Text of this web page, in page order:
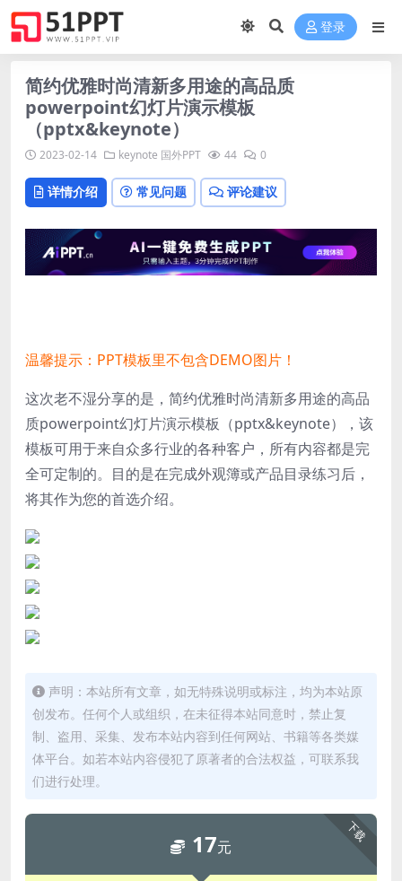
登录
简约优雅时尚清新多用途的高品质
powerpoint幻灯片演示模板
（pptx&keynote）
2023-02-14 keynote 国外PPT 44 0
详情介绍 常见问题 评论建议
温馨提示：PPT模板里不包含DEMO图片！
这次老不湿分享的是，简约优雅时尚清新多用途的高品
质powerpoint幻灯片演示模板（pptx&keynote），该
模板可用于来自众多行业的各种客户，所有内容都是完
全可定制的。目的是在完成外观簿或产品目录练习后，
将其作为您的首选介绍。
声明：本站所有文章，如无特殊说明或标注，均为本站原
创发布。任何个人或组织，在未征得本站同意时，禁止复
制、盗用、采集、发布本站内容到任何网站、书籍等各类媒
体平台。如若本站内容侵犯了原著者的合法权益，可联系我
们进行处理。
下载
17元